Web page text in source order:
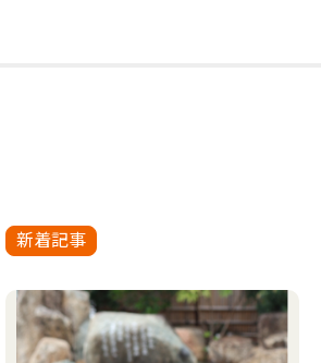
新着記事